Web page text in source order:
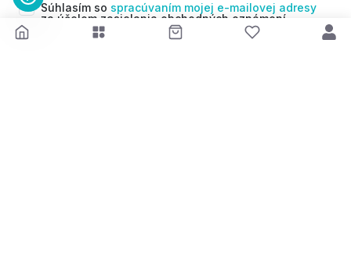
Súhlasím so spracúvaním mojej e-mailovej adresy
za účelom zasielania obchodných oznámení
(newsletterov) v súlade s čl. 6 ods. 1 písm. a)
Nariadenia GDPR. Svoj súhlas môžem kedykoľvek